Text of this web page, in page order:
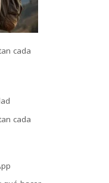
cada
cada